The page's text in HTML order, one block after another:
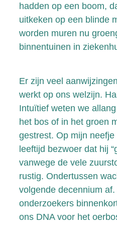
hadden op een boom,
uitkeken op een blinde
worden muren nu
binnentuinen in
Er zijn veel
werkt op ons welzijn.
Intuïtief weten we
het bos of in het groen
gestrest. Op mijn
leeftijd bezwoer dat hij
vanwege de vele
rustig. Ondertussen
volgende decennium
onderzoekers
ons DNA voor het